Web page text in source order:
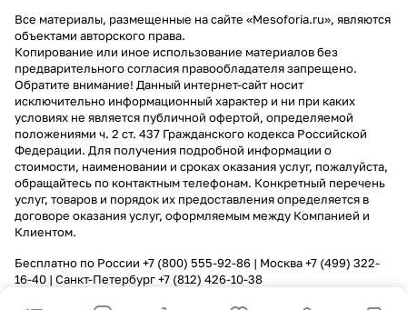
Все материалы, размещенные на сайте «Mesoforia.ru», являются
объектами авторского права.
Копирование или иное использование материалов без
предварительного согласия правообладателя запрещено.
Обратите внимание! Данный интернет-сайт носит
исключительно информационный характер и ни при каких
условиях не является публичной офертой, определяемой
положениями ч. 2 ст. 437 Гражданского кодекса Российской
Федерации. Для получения подробной информации о
стоимости, наименовании и сроках оказания услуг, пожалуйста,
обращайтесь по контактным телефонам. Конкретный перечень
услуг, товаров и порядок их предоставления определяется в
договоре оказания услуг, оформляемым между Компанией и
Клиентом.
Бесплатно по России +7 (800) 555-92-86 | Москва+7 (499) 322-
16-40 | Санкт-Петербург+7 (812) 426-10-38